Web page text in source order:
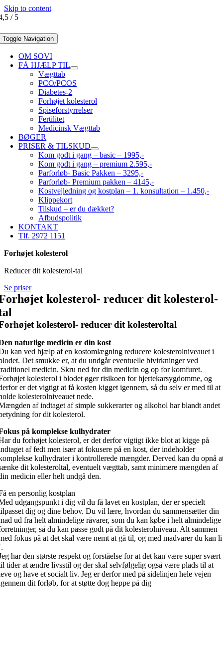
Skip to content
/ 5
Toggle Navigation
OM SOVI
FÅ HJÆLP TIL
Vægttab
PCO/PCOS
Diabetes-2
Forhøjet kolesterol
Spiseforstyrrelser
Fertilitet
Medicinsk Vægttab
BØGER
PRISER & TILSKUD
Kom godt i gang – basic – 1995,-
Kom godt i gang – premium 2.595,-
Parforløb- Basic Pakken – 3295,-
Parforløb- Premium pakken – 4145,-
Kostvejledning og kostplan – 1. konsultation – 1.450,-
Klippekort
Tilskud – er du dækket?
Afbudspolitik
KONTAKT
Tlf. 2972 1151
Forhøjet kolesterol
Reducer dit kolesterol-tal
Se priser
kolesterol- reducer dit kolesterol-
kolesterol- reducer dit kolesteroltal
naturlige medicin er din kost
kan ved hjælp af en kostomlægning reducere kolesterolniveauet i
Det smukke er, at du undgår eventuelle bivirkninger ved
medicin. Skru ned for din medicin og op for komfuret.
kolesterol i blodet øger risikoen for hjertekarsygdomme, og
er det vigtigt at få kosten kigget igennem, så du selv er med til at
kolesterolniveauet nede.
af indtaget af simple sukkerarter og alkohol har blandt andet
for dit kolesterol.
på komplekse kulhydrater
du forhøjet kolesterol, er det derfor vigtigt ikke blot at kigge på
af fedt men især at fokusere på en kost, der indeholder
kulhydrater i kontrollerede mængder. Derved kan du opnå
dit kolesteroltal, eventuelt vægttab, samt minimere mængden af
medicin eller helt undgå den.
en personlig kostplan
udgangspunkt i dig vil du få lavet en kostplan, der er specielt
dig og dine behov. Du vil lære, hvordan du sammensætter din
ud fra helt almindelige råvarer, som du kan købe i helt almindelige
så du kan passe godt på dit kolesterolniveau. Alt sammen
fokus på at det skal være nemt at gå til, og med madvarer du kan li
har den største respekt og forståelse for at det kan være super svært
tider at ændre livsstil og der skal selvfølgelig også være plads til at
og have et socialt liv. Jeg er derfor med på sidelinjen hele vejen
dit forløb, for at støtte dog heppe på dig